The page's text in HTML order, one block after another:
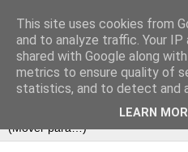
This site uses cookies from
and to analyze traffic. Your
shared with Google along
metrics to ensure quality of
statistics, and to detect and
LEARN